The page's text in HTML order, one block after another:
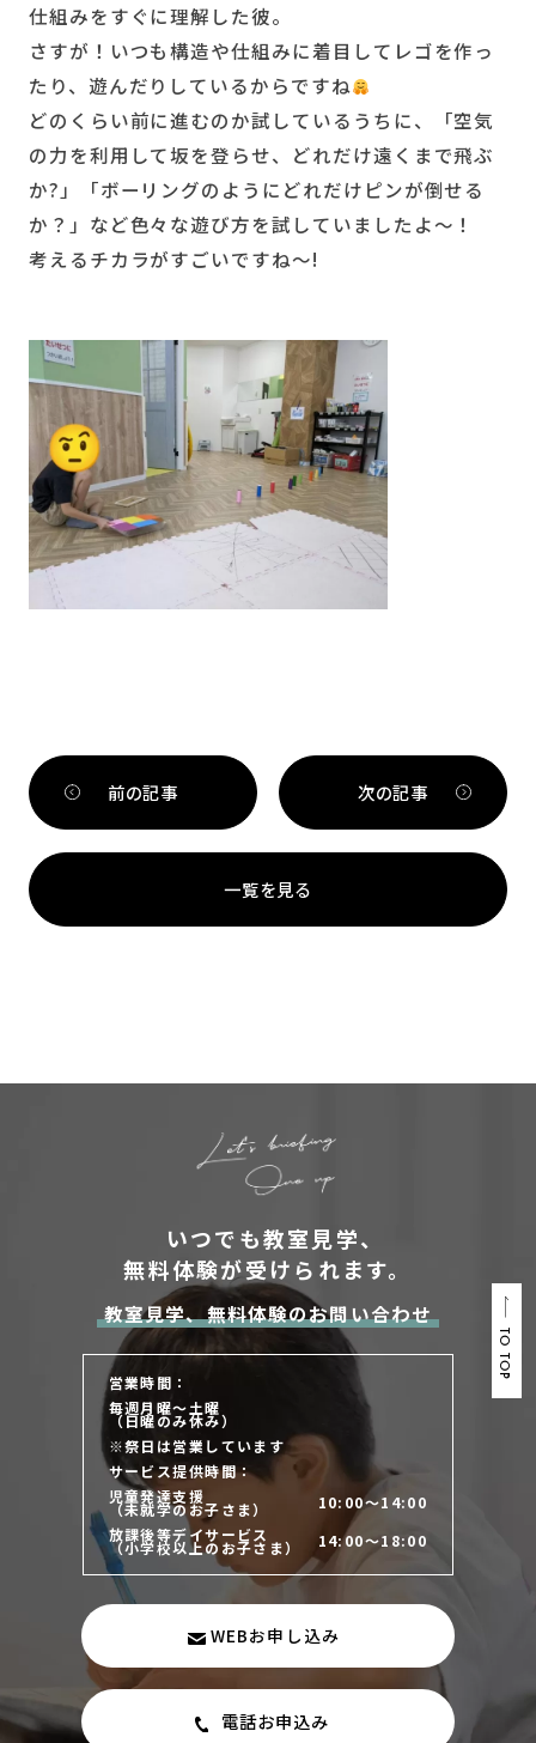
仕組みをすぐに理解した彼。
さすが！いつも構造や仕組みに着目してレゴを作っ
たり、遊んだりしているからですね
どのくらい前に進むのか試しているうちに、「空気
の力を利用して坂を登らせ、どれだけ遠くまで飛ぶ
か?」「ボーリングのようにどれだけピンが倒せる
か？」など色々な遊び方を試していましたよ～！
考えるチカラがすごいですね～!
前の記事
一覧を見る
次の記事
TO TOP
いつでも教室見学、
無料体験が受けられます。
教室見学、無料体験のお問い合わせ
営業時間：
毎週月曜～土曜
（日曜のみ休み）
※祭日は営業しています
サービス提供時間：
児童発達支援
（未就学のお子さま）
10:00～14:00
放課後等デイサービス
（小学校以上のお子さま） 14:00～18:00
WEBお申し込み
電話お申込み